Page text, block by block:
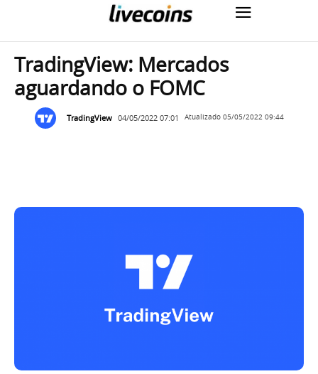
TradingView: Mercados
aguardando o FOMC
TradingView 04/05/2022 07:01 Atualizado 05/05/2022 09:44